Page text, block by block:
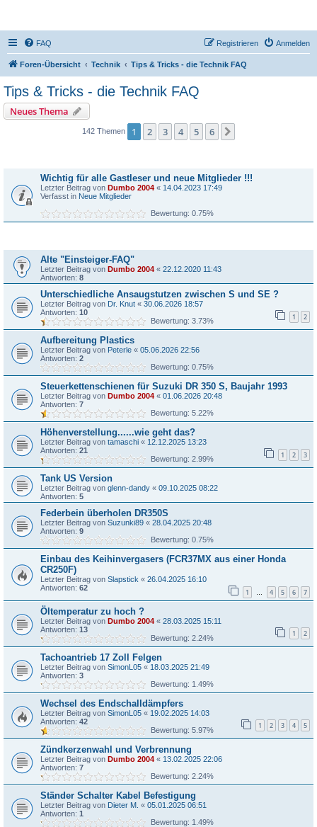
FAQ Anmelden
Registrieren
Foren-Übersicht Technik Tips & Tricks - die Technik FAQ
Tips & Tricks - die Technik FAQ
Neues Thema
142 Themen 1 2 3 4 5 6
Wichtig für alle Gastleser und neue Mitglieder !!!
Letzter Beitrag von Dumbo 2004 « 14.04.2023 17:49
Verfasst in Neue Mitglieder
Bewertung: 0.75%
Alte "Einsteiger-FAQ"
Letzter Beitrag von Dumbo 2004 « 22.12.2020 11:43
Antworten: 8
Unterschiedliche Ansaugstutzen zwischen S und SE ?
Letzter Beitrag von Dr. Knut « 30.06.2026 18:57
Antworten: 10 1 2
Bewertung: 3.73%
Aufbereitung Plastics
Letzter Beitrag von Peterle « 05.06.2026 22:56
Antworten: 2
Bewertung: 0.75%
Steuerkettenschienen für Suzuki DR 350 S, Baujahr 1993
Letzter Beitrag von Dumbo 2004 « 01.06.2026 20:48
Antworten: 7
Bewertung: 5.22%
Höhenverstellung......wie geht das?
Letzter Beitrag von tamaschi « 12.12.2025 13:23
Antworten: 21 1 2 3
Bewertung: 2.99%
Tank US Version
Letzter Beitrag von glenn-dandy « 09.10.2025 08:22
Antworten: 5
Federbein überholen DR350S
Letzter Beitrag von Suzunki89 « 28.04.2025 20:48
Antworten: 9
Bewertung: 0.75%
Einbau des Keihinvergasers (FCR37MX aus einer Honda
CR250F)
Letzter Beitrag von Slapstick « 26.04.2025 16:10
Antworten: 62 1 … 4 5 6 7
Öltemperatur zu hoch ?
Letzter Beitrag von Dumbo 2004 « 28.03.2025 15:11
Antworten: 13 1 2
Bewertung: 2.24%
Tachoantrieb 17 Zoll Felgen
Letzter Beitrag von SimonL05 « 18.03.2025 21:49
Antworten: 3
Bewertung: 1.49%
Wechsel des Endschalldämpfers
Letzter Beitrag von SimonL05 « 19.02.2025 14:03
Antworten: 42 1 2 3 4 5
Bewertung: 5.97%
Zündkerzenwahl und Verbrennung
Letzter Beitrag von Dumbo 2004 « 13.02.2025 22:06
Antworten: 7
Bewertung: 2.24%
Ständer Schalter Kabel Befestigung
Letzter Beitrag von Dieter M. « 05.01.2025 06:51
Antworten: 1
Bewertung: 1.49%